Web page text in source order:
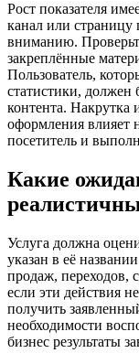
Рост показателя
канал или страницу
вниманию.
закреплённые
Пользователь,
статистики, должен
контента. Накрутка
оформления влияет
посетитель и
Какие
Услуга должна
указан в её
продаж, переходов,
если эти действия
получить
необходимости
бизнес результаты